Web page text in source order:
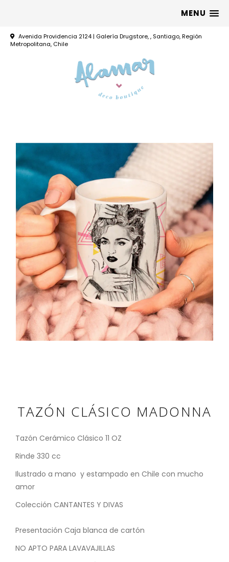
MENU
Avenida Providencia 2124 | Galería Drugstore, , Santiago, Región
Metropolitana, Chile
TAZÓN CLÁSICO MADONNA
Tazón Cerámico Clásico 11 OZ
Rinde 330 cc
Ilustrado a mano y estampado en Chile con mucho
amor
Colección CANTANTES Y DIVAS
Presentación Caja blanca de cartón
NO APTO PARA LAVAVAJILLAS